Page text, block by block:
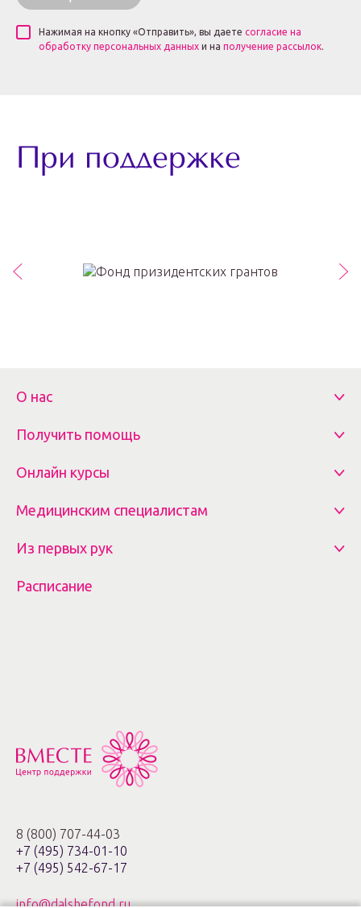
Нажимая на кнопку «Отправить», вы даете согласие на
обработку персональных данных и на получение рассылок.
При поддержке
8 (800) 707-44-03
+7 (495) 734-01-10
+7 (495) 542-67-17
info@dalshefond.ru
О нас
Получить помощь
Онлайн курсы
Медицинским специалистам
Из первых рук
Расписание